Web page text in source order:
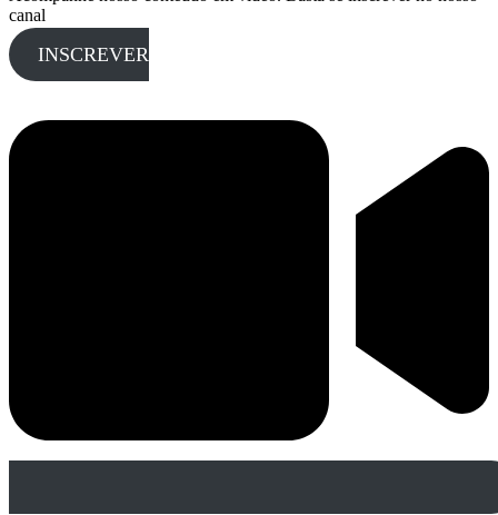
canal
INSCREVER